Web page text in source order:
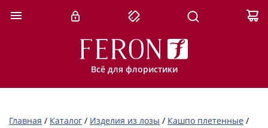
Всё для флористики
Главная / Каталог / Изделия из лозы / Кашпо плетенные /